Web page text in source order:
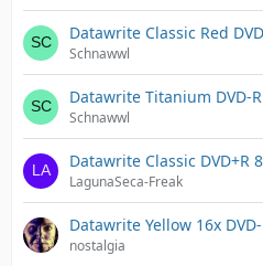
Datawrite Classic Red
Schnawwl
Datawrite Titanium DVD-
Schnawwl
Datawrite Classic DVD+R
LagunaSeca-Freak
Datawrite Yellow 16x DVD-
nostalgia